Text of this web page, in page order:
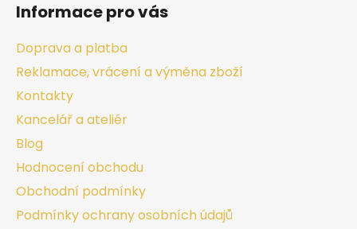
Informace pro vás
Doprava a platba
Reklamace, vrácení a výměna zboží
Kontakty
Kancelář a ateliér
Blog
Hodnocení obchodu
Obchodní podmínky
Podmínky ochrany osobních údajů